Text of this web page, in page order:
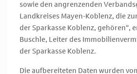
sowie den angrenzenden
Landkreises Mayen-Koblenz, die
der Sparkasse Koblenz, gehören“,
Buschle, Leiter des
der Sparkasse Koblenz.
Die aufbereiteten Daten wurden